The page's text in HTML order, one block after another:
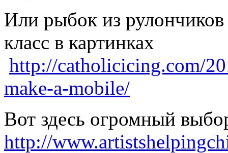
Или рыбок из
класс в картинках
http://catholicicing.com/
make-a-mobile/
Вот здесь огромный
http://